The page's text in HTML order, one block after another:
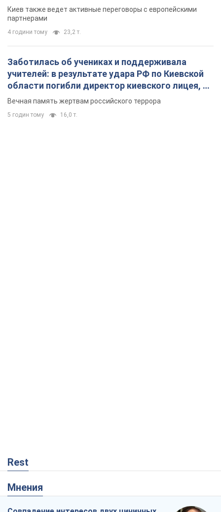
Киев также ведет активные переговоры с европейскими
партнерами
4 години тому 23,2 т.
Заботилась об учениках и поддерживала
учителей: в результате удара РФ по Киевской
области погибли директор киевского лицея, её
муж и внук
Вечная память жертвам российского террора
5 годин тому 16,0 т.
Rest
Мнения